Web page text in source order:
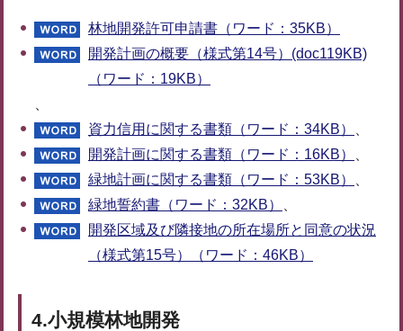
林地開発許可申請書（ワード：35KB）
開発計画の概要（様式第14号）(doc119KB)
（ワード：19KB）
資力信用に関する書類（ワード：34KB）
開発計画に関する書類（ワード：16KB）
緑地計画に関する書類（ワード：53KB）
緑地誓約書（ワード：32KB）
開発区域及び隣接地の所在場所と同意の状況
（様式第15号）（ワード：46KB）
4.小規模林地開発